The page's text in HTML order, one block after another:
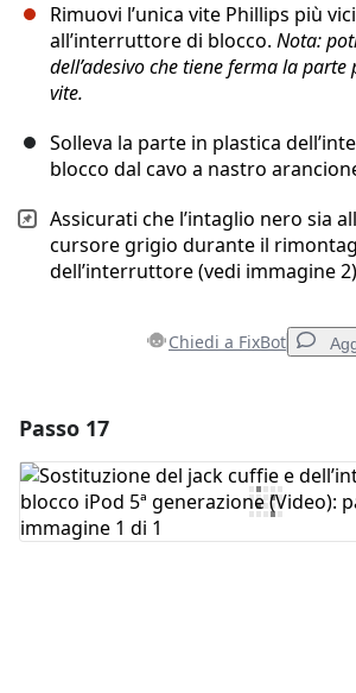
Rimuovi l’unica vite Phillips più
all’interruttore di blocco. Nota:
dell’adesivo che tiene ferma la
vite.
Solleva la parte in plastica
blocco dal cavo a nastro
Assicurati che l’intaglio nero sia
cursore grigio durante il
dell’interruttore (vedi immagine
Chiedi a FixBot
Aggiungi Commento
Passo 17